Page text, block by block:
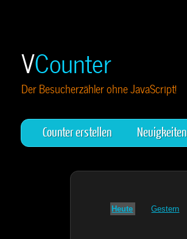
VCounter
Der Besucherzähler ohne JavaScript!
Counter erstellen Neuigkeiten
Heute Gestern